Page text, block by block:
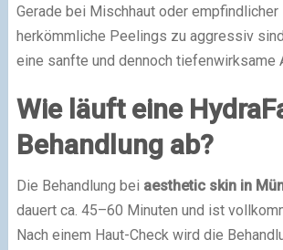
Gerade bei Mischhaut oder empfindlicher
herkömmliche Peelings zu aggressiv
eine sanfte und dennoch tiefenwirksame
Wie läuft eine
Behandlung ab?
Die Behandlung bei aesthetic skin in
dauert ca. 45–60 Minuten und ist
Nach einem Haut-Check wird die